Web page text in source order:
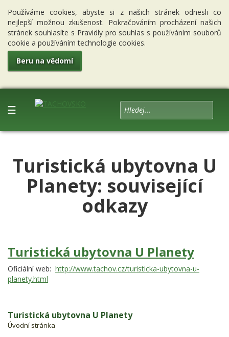
Používáme cookies, abyste si z našich stránek odnesli co
nejlepší možnou zkušenost. Pokračováním procházení našich
stránek souhlasíte s Pravidly pro souhlas s používáním souborů
cookie a používáním technologie cookies.
Beru na vědomí
☰
Turistická ubytovna U
Planety: související
odkazy
Turistická ubytovna U Planety
Oficiální web: http://www.tachov.cz/turisticka-ubytovna-u-
planety.html
Turistická ubytovna U Planety
Úvodní stránka